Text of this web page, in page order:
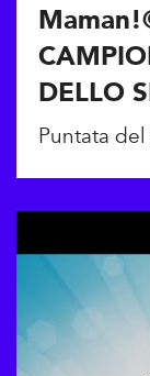
DELLO
Puntata